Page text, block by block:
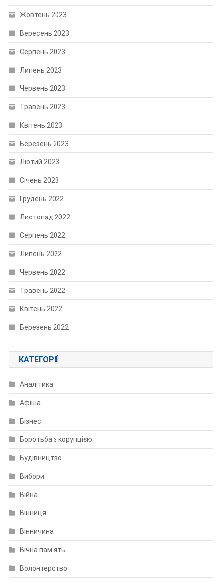
Жовтень 2023
Вересень 2023
Серпень 2023
Липень 2023
Червень 2023
Травень 2023
Квітень 2023
Березень 2023
Лютий 2023
Січень 2023
Грудень 2022
Листопад 2022
Серпень 2022
Липень 2022
Червень 2022
Травень 2022
Квітень 2022
Березень 2022
КАТЕГОРІЇ
Аналітика
Афіша
Бізнес
Боротьба з корупцією
Будівництво
Вибори
Війна
Вінниця
Вінничина
Вічна пам'ять
Волонтерство